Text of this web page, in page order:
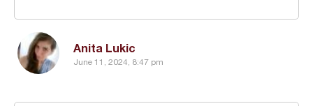
Anita Lukic
June 11, 2024, 8:47 pm